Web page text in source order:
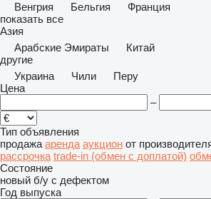
Венгрия
Бельгия
Франция
показать все
Азия
Арабские Эмираты
Китай
другие
Украина
Чили
Перу
Цена
–
Тип объявления
продажа аренда аукцион от
рассрочка trade-in (обмен с доплатой)
Состояние
новый б/у с дефектом
Год выпуска